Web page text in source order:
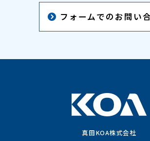
フォームでのお問い
真田KOA株式会社